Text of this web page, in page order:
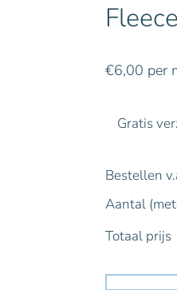
€6,00 per
Gratis
Bestellen
Aantal
Totaal prijs
Toevoegen